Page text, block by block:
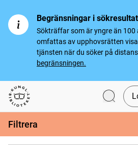
Begränsningar i
Sökträffar som är yngre än 100
omfattas av upphovsrätten
tjänsten när du söker på
begränsningen.
Svenska tidningar
Filtrera